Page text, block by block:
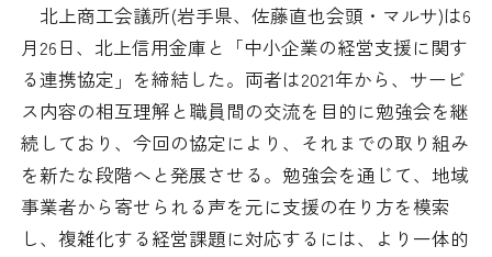
検定試験
ビジネス交流
海外ビジネス・貿易証明
情報提供・広報
調査・研究
日本商工会議所とは
組織概要
役員紹介
日商のあゆみ
北上商工会議所(岩手県、佐藤直也会頭・マルサ)は6
月26日、北上信用金庫と「中小企業の経営支援に関す
る連携協定」を締結した。両者は2021年から、サービ
ス内容の相互理解と職員間の交流を目的に勉強会を継
続しており、今回の協定により、それまでの取り組み
を新たな段階へと発展させる。勉強会を通じて、地域
事業者から寄せられる声を元に支援の在り方を模索
し、複雑化する経営課題に対応するには、より一体的